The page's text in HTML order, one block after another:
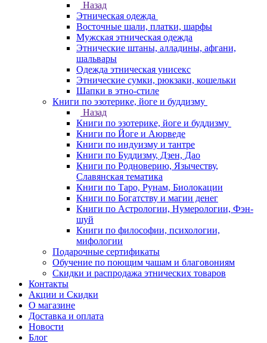
Назад
Этническая одежда
Восточные шали, платки, шарфы
Мужская этническая одежда
Этнические штаны, алладины, афгани,
шальвары
Одежда этническая унисекс
Этнические сумки, рюкзаки, кошельки
Шапки в этно-стиле
Книги по эзотерике, йоге и буддизму
Назад
Книги по эзотерике, йоге и буддизму
Книги по Йоге и Аюрведе
Книги по индуизму и тантре
Книги по Буддизму, Дзен, Дао
Книги по Родноверию, Язычеству,
Славянская тематика
Книги по Таро, Рунам, Биолокации
Книги по Богатству и магии денег
Книги по Астрологии, Нумерологии, Фэн-
шуй
Книги по философии, психологии,
мифологии
Подарочные сертификаты
Обучение по поющим чашам и благовониям
Скидки и распродажа этнических товаров
Контакты
Акции и Скидки
О магазине
Доставка и оплата
Новости
Блог